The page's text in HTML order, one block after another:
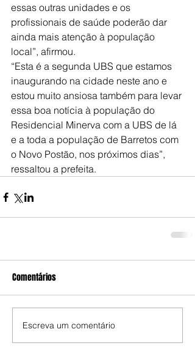
essas outras unidades e os
profissionais de saúde poderão dar
ainda mais atenção à população
local”, afirmou.
“Esta é a segunda UBS que estamos
inaugurando na cidade neste ano e
estou muito ansiosa também para levar
essa boa notícia à população do
Residencial Minerva com a UBS de lá
e a toda a população de Barretos com
o Novo Postão, nos próximos dias”,
ressaltou a prefeita.
Comentários
Escreva um comentário